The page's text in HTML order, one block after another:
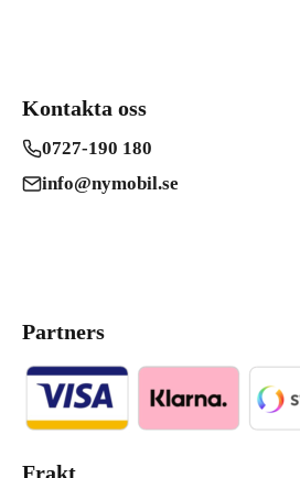
Kontakta oss
0727-190 180
info@nymobil.se
Partners
Frakt